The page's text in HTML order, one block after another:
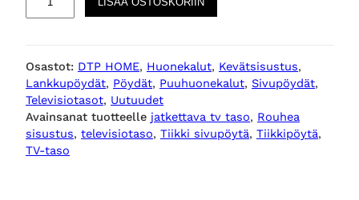
l
i
v
i
n
Osastot: DTP HOME, Huonekalut, Kevätsisustus
Lankkupöydät, Pöydät, Puuhuonekalut, Sivupöydät
Televisiotasot, Uutuudet
Avainsanat tuotteelle jatkettava tv taso, Rouhea
sisustus, televisiotaso, Tiikki sivupöytä, Tiikkipöytä
TV-taso